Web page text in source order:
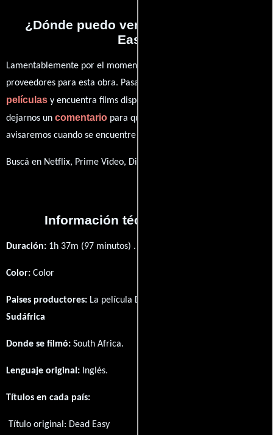
¿Dónde puedo ver la películas Dead
Easy?
Lamentablemente por el momento no contamos con enlaces a
proveedores para esta obra. Pasa por nuestro catálogo de
películas y encuentra films disponibles. También puedes
dejarnos un comentario para que le demos prioridad y te
avisaremos cuando se encuentre disponible
Buscá en Netflix, Prime Video, Disney+
Información técnica y general
Duración: 1h 37m (97 minutos) .
Color: Color
Paises productores: La película Dead Easy fué producida en
Sudáfrica
Donde se filmó: South Africa.
Lenguaje original: Inglés.
Títulos en cada país:
Título original: Dead Easy